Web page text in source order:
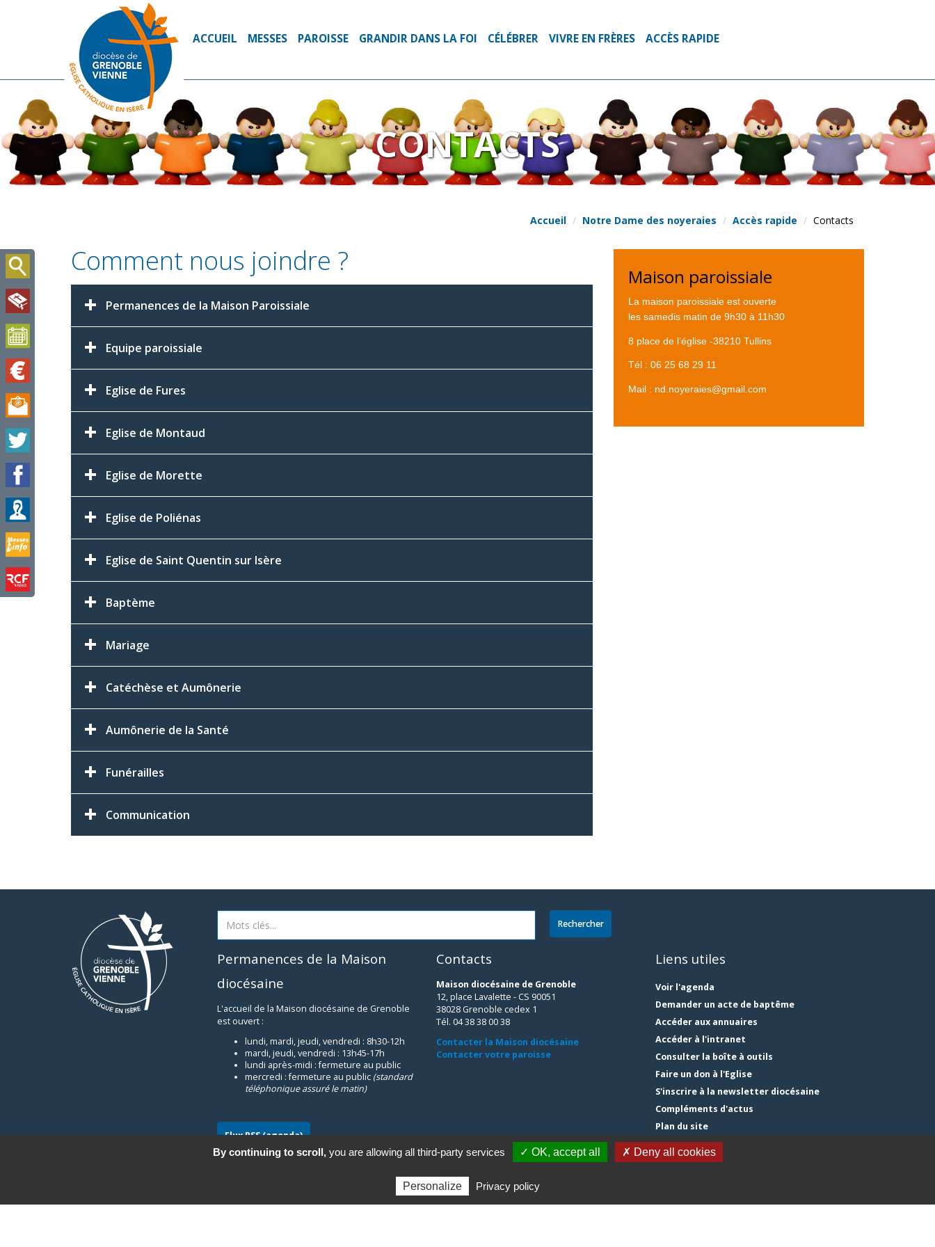
CONTACTS
Accueil Notre Dame des noyeraies Accès rapide Contacts
Comment nous joindre ?
Permanences de la Maison Paroissiale
Equipe paroissiale
Eglise de Fures
Eglise de Montaud
Eglise de Morette
Eglise de Poliénas
Eglise de Saint Quentin sur Isère
Baptème
Mariage
Catéchèse et Aumônerie
Aumônerie de la Santé
Funérailles
Communication
Maison paroissiale
La maison paroissiale est ouverte
les samedis matin de 9h30 à 11h30
8 place de l’église -38210 Tullins
Tél : 06 25 68 29 11
Mail : nd.noyeraies@gmail.com
Permanences de la Maison
diocésaine
L'accueil de la Maison diocésaine de Grenoble
est ouvert :
lundi, mardi, jeudi, vendredi : 8h30-12h
mardi, jeudi, vendredi : 13h45-17h
lundi après-midi : fermeture au public
mercredi : fermeture au public (standard
téléphonique assuré le matin)
Flux RSS (agenda)
Contacts
Maison diocésaine de Grenoble
12, place Lavalette - CS 90051
38028 Grenoble cedex 1
Tél. 04 38 38 00 38
Contacter la Maison diocésaine
Contacter votre paroisse
Liens utiles
Voir l'agenda
Demander un acte de baptême
Accéder aux annuaires
Accéder à l'intranet
Consulter la boîte à outils
Faire un don à l'Eglise
S'inscrire à la newsletter diocésaine
Compléments d'actus
Plan du site
Mentions légales
Gestion des cookies
ACCUEIL MESSES PAROISSE GRANDIR DANS LA FOI CÉLÉBRER VIVRE EN FRÈRES ACCÈS RAPIDE
By continuing to scroll,you are allowing all third-party services ✓ OK, accept all ✗ Deny all cookies
Personalize Privacy policy